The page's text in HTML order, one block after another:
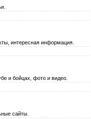
интересная информация.
и бойцах, фото и видео.
сайты.